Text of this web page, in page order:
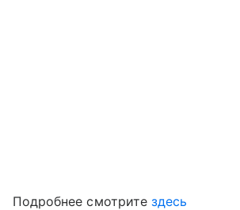
Подробнее смотрите здесь